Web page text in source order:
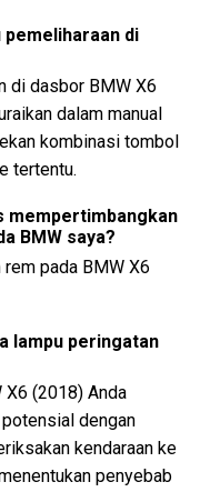
di
di dasbor BMW X6
dalam manual
kombinasi tombol
tertentu.
mempertimbangkan
BMW saya?
pada BMW X6
lampu peringatan
(2018) Anda
dengan
kendaraan ke
penyebab